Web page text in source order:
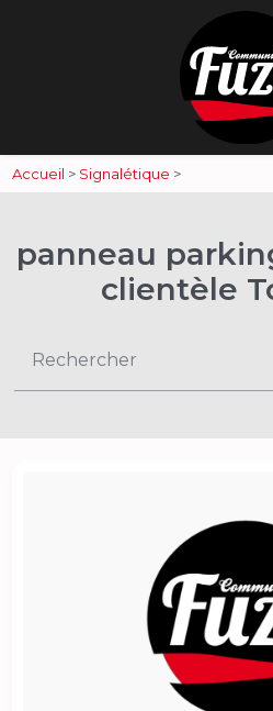
Accueil > Signalétique >
panneau
clientèle
Rechercher
Panneau de gestion des cookies